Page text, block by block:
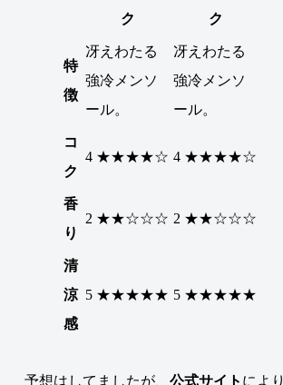
ク
ク
特
徴
冴えわたる
強冷メンソ
ール。
冴えわたる
強冷メンソ
ール。
コ
ク
4 ★★★★☆ 4 ★★★★☆
香
り
2 ★★☆☆☆ 2 ★★☆☆☆
清
涼
感
5 ★★★★★ 5 ★★★★★
予想はしてましたが、公式サイト により